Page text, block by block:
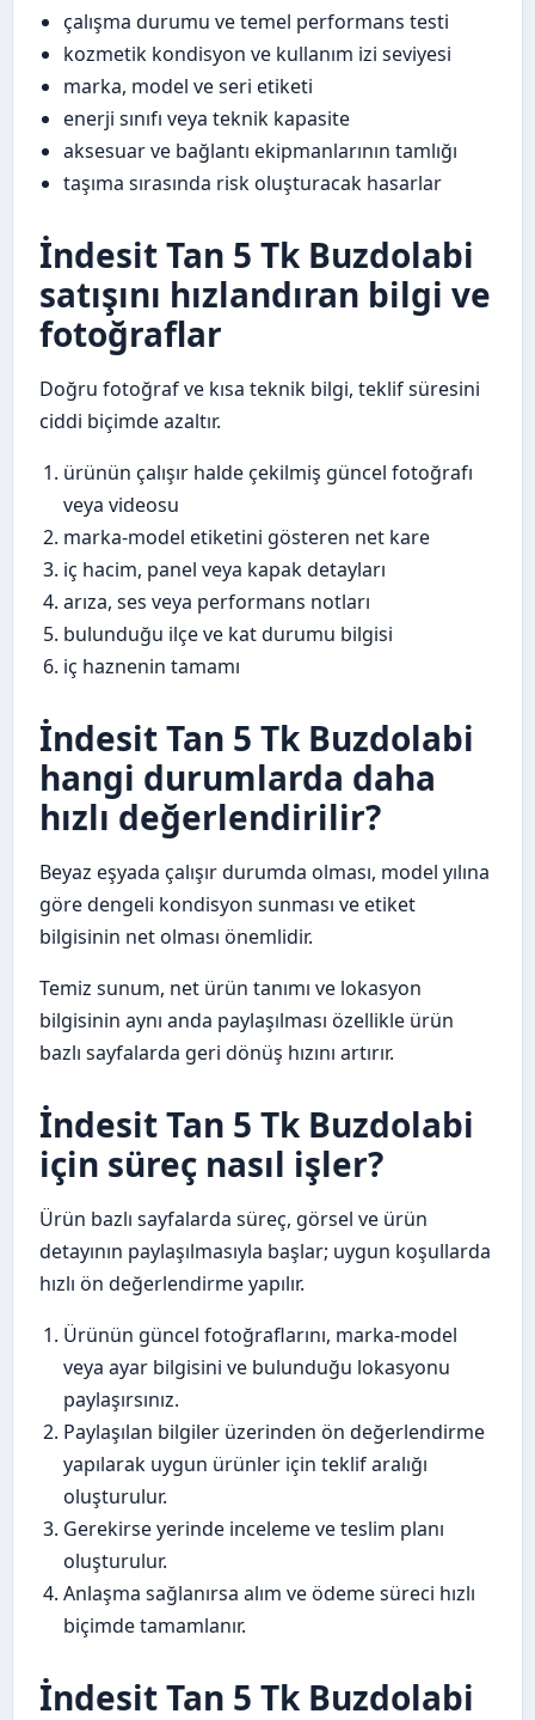
çalışma durumu ve temel performans testi
kozmetik kondisyon ve kullanım izi seviyesi
marka, model ve seri etiketi
enerji sınıfı veya teknik kapasite
aksesuar ve bağlantı ekipmanlarının tamlığı
taşıma sırasında risk oluşturacak hasarlar
İndesit Tan 5 Tk Buzdolabi
satışını hızlandıran bilgi ve
fotoğraflar
Doğru fotoğraf ve kısa teknik bilgi, teklif süresini
ciddi biçimde azaltır.
ürünün çalışır halde çekilmiş güncel fotoğrafı
veya videosu
marka-model etiketini gösteren net kare
iç hacim, panel veya kapak detayları
arıza, ses veya performans notları
bulunduğu ilçe ve kat durumu bilgisi
iç haznenin tamamı
İndesit Tan 5 Tk Buzdolabi
hangi durumlarda daha
hızlı değerlendirilir?
Beyaz eşyada çalışır durumda olması, model yılına
göre dengeli kondisyon sunması ve etiket
bilgisinin net olması önemlidir.
Temiz sunum, net ürün tanımı ve lokasyon
bilgisinin aynı anda paylaşılması özellikle ürün
bazlı sayfalarda geri dönüş hızını artırır.
İndesit Tan 5 Tk Buzdolabi
için süreç nasıl işler?
Ürün bazlı sayfalarda süreç, görsel ve ürün
detayının paylaşılmasıyla başlar; uygun koşullarda
hızlı ön değerlendirme yapılır.
Ürünün güncel fotoğraflarını, marka-model
veya ayar bilgisini ve bulunduğu lokasyonu
paylaşırsınız.
Paylaşılan bilgiler üzerinden ön değerlendirme
yapılarak uygun ürünler için teklif aralığı
oluşturulur.
Gerekirse yerinde inceleme ve teslim planı
oluşturulur.
Anlaşma sağlanırsa alım ve ödeme süreci hızlı
biçimde tamamlanır.
İndesit Tan 5 Tk Buzdolabi